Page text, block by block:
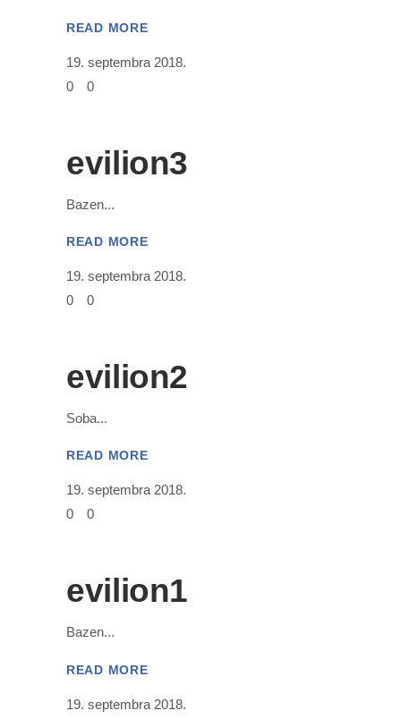
READ MORE
19. septembra 2018.
0
0
evilion3
Bazen
READ MORE
19. septembra 2018.
0
0
evilion2
Soba
READ MORE
19. septembra 2018.
0
0
evilion1
Bazen
READ MORE
19. septembra 2018.